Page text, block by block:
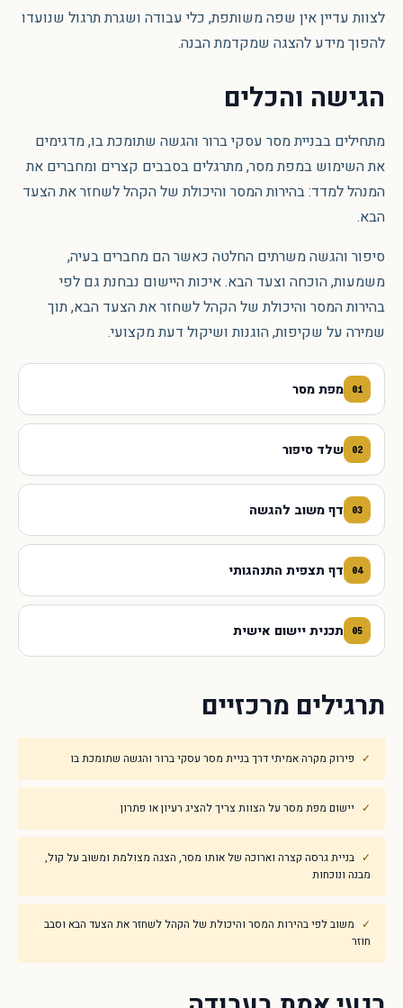
לצוות עדיין אין שפה משותפת, כלי עבודה ושגרת תרגול שנועדו
להפוך מידע להצגה שמקדמת הבנה.
הגישה והכלים
מתחילים בבניית מסר עסקי ברור והגשה שתומכת בו, מדגימים
את השימוש במפת מסר, מתרגלים בסבבים קצרים ומחברים את
המנהל למדד: בהירות המסר והיכולת של הקהל לשחזר את הצעד
הבא.
סיפור והגשה משרתים החלטה כאשר הם מחברים בעיה,
משמעות, הוכחה וצעד הבא. איכות היישום נבחנת גם לפי
בהירות המסר והיכולת של הקהל לשחזר את הצעד הבא, תוך
שמירה על שקיפות, הוגנות ושיקול דעת מקצועי.
01 מפת מסר
02 שלד סיפור
03 דף משוב להגשה
04 דף תצפית התנהגותי
05 תכנית יישום אישית
תרגילים מרכזיים
פירוק מקרה אמיתי דרך בניית מסר עסקי ברור והגשה שתומכת בו
יישום מפת מסר על הצוות צריך להציג רעיון או פתרון
בניית גרסה קצרה וארוכה של אותו מסר, הצגה מצולמת ומשוב על קול,
מבנה ונוכחות
משוב לפי בהירות המסר והיכולת של הקהל לשחזר את הצעד הבא וסבב
חוזר